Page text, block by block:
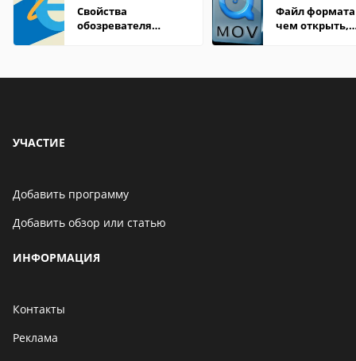
Свойства
обозревателя
Файл формата
чем открыть,
УЧАСТИЕ
Добавить программу
Добавить обзор или статью
ИНФОРМАЦИЯ
Контакты
Реклама